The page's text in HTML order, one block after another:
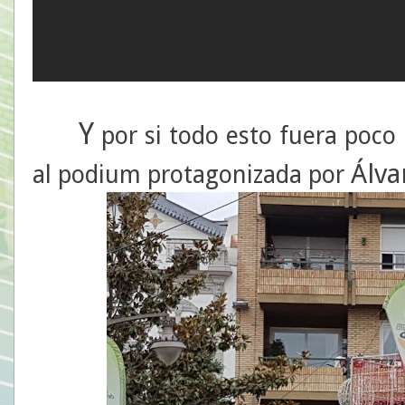
Y por si todo esto fuera
al podium protagonizada por